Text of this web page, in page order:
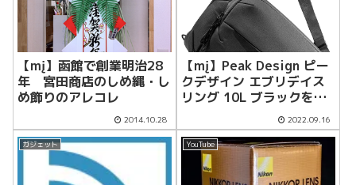
【mį】函館で創業明治28
年 宮田商店のしめ縄・し
め飾りのアレコレ
2014.10.28
【mį】Peak Design ピー
クデザイン エブリデイス
リング 10L ブラックを旅
行バッグとして購入してみ
ました
2022.09.16
ガジェット YouTube